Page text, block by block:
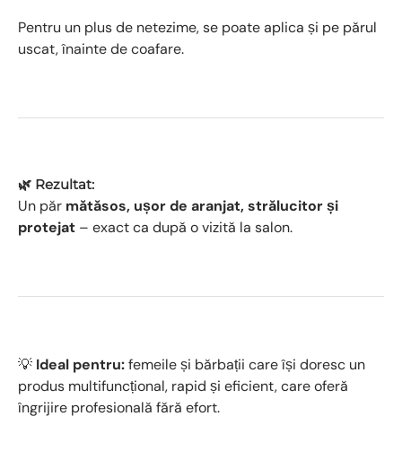
Pentru un plus de netezime, se poate aplica și pe părul
uscat, înainte de coafare.
🌿 Rezultat:
Un păr mătăsos, ușor de aranjat, strălucitor și
protejat – exact ca după o vizită la salon.
💡 Ideal pentru:femeile și bărbații care își doresc un
produs multifuncțional, rapid și eficient, care oferă
îngrijire profesională fără efort.